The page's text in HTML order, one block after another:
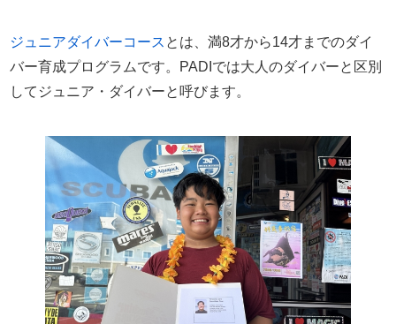
ジュニアダイバーコース とは、満8才から14才までのダイ
バー育成プログラムです。PADIでは大人のダイバーと区別
してジュニア・ダイバーと呼びます。